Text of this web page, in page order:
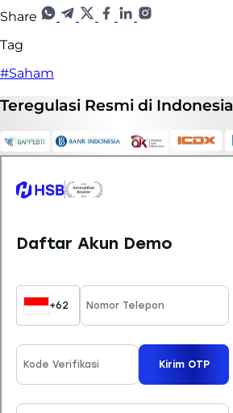
Share
Tag
#Saham
Teregulasi Resmi di Indonesia